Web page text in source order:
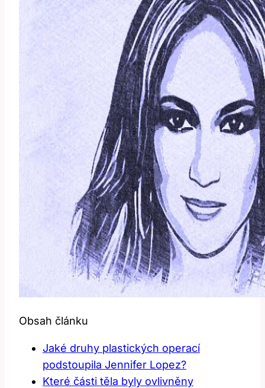
Obsah článku
Jaké druhy plastických operací
podstoupila Jennifer Lopez?
Které části těla byly ovlivněny